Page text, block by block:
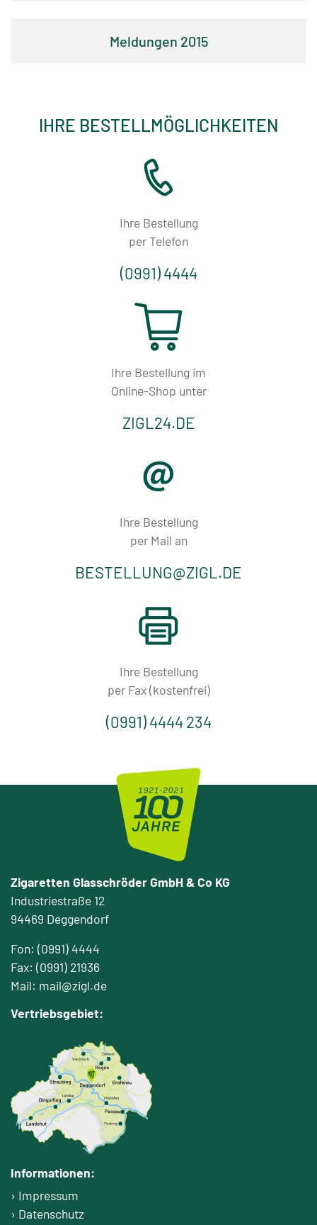
Shop
2015
IHRE BESTELLMÖGLICHKEITEN
Ihre Bestellung
per Telefon
(0991) 4444
Ihre Bestellung im
Online-Shop unter
ZIGL24.DE
Ihre Bestellung
per Mail an
BESTELLUNG@ZIGL.DE
Ihre Bestellung
per Fax (kostenfrei)
(0991) 4444 234
Zigaretten Glasschröder GmbH & Co KG
Industriestraße 12
94469 Deggendorf
Fon: (0991) 4444
Fax: (0991) 21936
Mail: mail@zigl.de
Vertriebsgebiet:
Informationen:
Impressum
Datenschutz